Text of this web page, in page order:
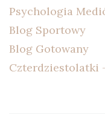
Psychologia
Blog Sportowy
Blog Gotowany
Czterdziestolatki